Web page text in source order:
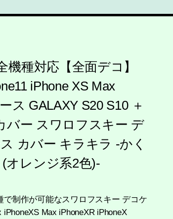
種対応【全面デコ】
iPhone XS Max
ス GALAXY S20 S10 ＋
バー スワロフスキー デ
カバー キラキラ -かく
オレンジ系2色)-
で制作が可能なスワロフスキー デコケ
Max iPhoneXR iPhoneX